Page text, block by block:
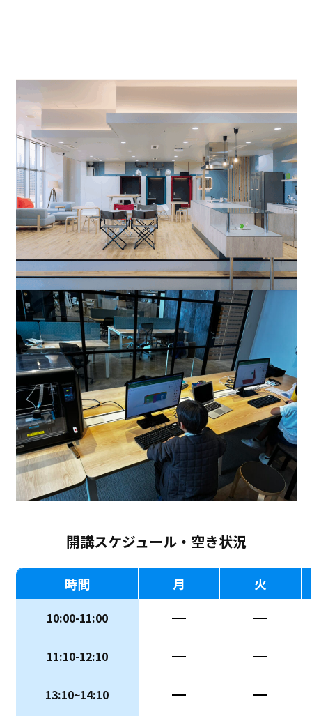
開講スケジュール・空き状況
時間 月 火
10:00-11:00 ー ー
11:10-12:10 ー ー
13:10~14:10 ー ー